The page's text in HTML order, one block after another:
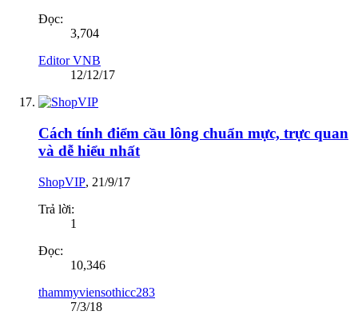
Đọc:
3,704
Editor VNB
12/12/17
Cách tính điểm cầu lông chuẩn mực, trực quan
và dễ hiểu nhất
ShopVIP, 21/9/17
Trả lời:
1
Đọc:
10,346
thammyviensothicc283
7/3/18